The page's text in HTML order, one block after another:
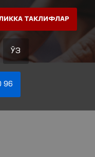
ТАКЛИФЛАР
ЎЗ
96